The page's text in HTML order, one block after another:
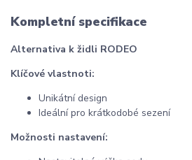
Kompletní specifikace
Alternativa k židli RODEO
Klíčové vlastnoti:
Unikátní design
Ideální pro krátkodobé sezení
Možnosti nastavení: